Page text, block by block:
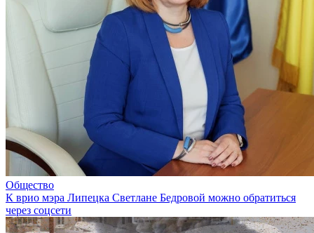
Общество
К врио мэра Липецка Светлане Бедровой можно обратиться
через соцсети